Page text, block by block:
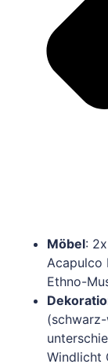
Möbel:
Acapulco
Ethno-
Windlicht